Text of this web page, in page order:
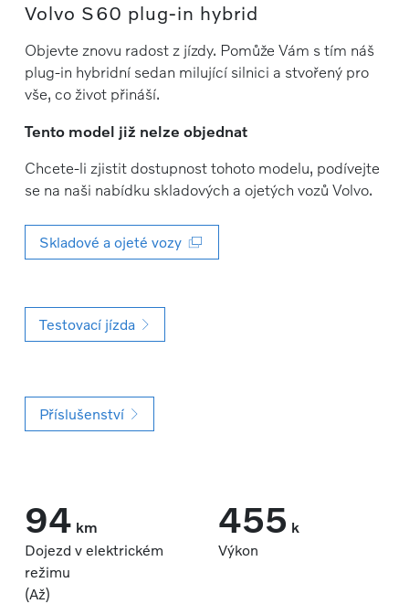
Volvo S60 plug-in hybrid
Objevte znovu radost z jízdy. Pomůže Vám s tím náš
plug-in hybridní sedan milující silnici a stvořený pro
vše, co život přináší.
Tento model již nelze objednat
Chcete-li zjistit dostupnost tohoto modelu, podívejte
se na naši nabídku skladových a ojetých vozů Volvo.
Skladové a ojeté vozy
Testovací jízda
Příslušenství
94 km
Dojezd v elektrickém
režimu
(Až)
455 k
Výkon